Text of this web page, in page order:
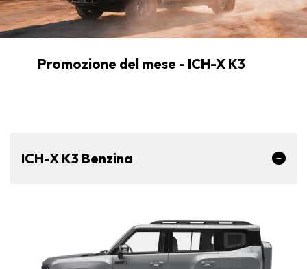
Promozione del mese - ICH-X K3
ICH-X K3 Benzina